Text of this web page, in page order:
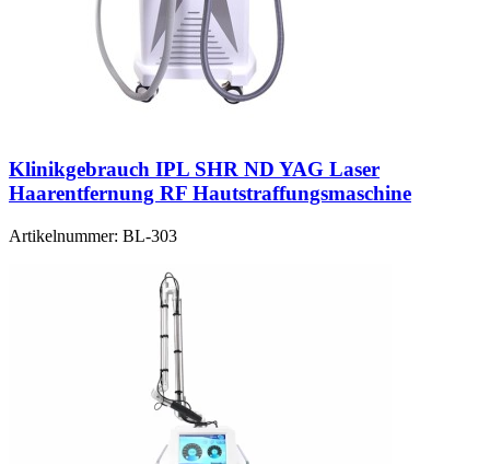
Klinikgebrauch IPL SHR ND YAG Laser
Haarentfernung RF Hautstraffungsmaschine
Artikelnummer: BL-303